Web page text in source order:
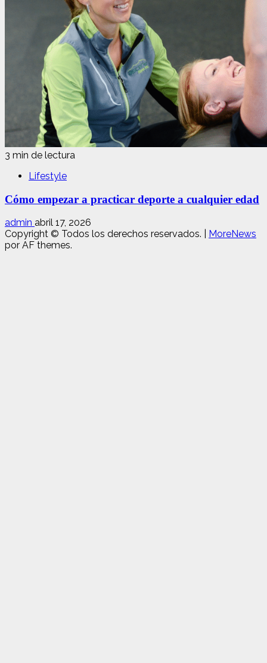
3 min de lectura
Lifestyle
Cómo empezar a practicar deporte a cualquier edad
admin abril 17, 2026
Copyright © Todos los derechos reservados.
MoreNews
por AF themes.